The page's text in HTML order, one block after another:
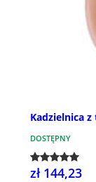
Kadzielnica
DOSTĘPNY
zł 144,23